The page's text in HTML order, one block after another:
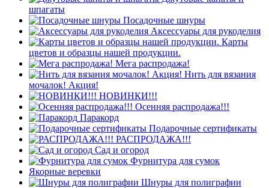
шпагаты
Посадочные шнуры
Аксессуары для рукоделия
Карты
цветов и образцы нашей продукции.
Мега распродажа!
Нить для вязания
мочалок! Акция!
НОВИНКИ!!!
Осенняя распродажа!!!
Паракорд
Подарочные сертификаты
РАСПРОДАЖА!!!
Сад и огород
Фурнитура для сумок
Якорные веревки
Шнуры для полиграфии